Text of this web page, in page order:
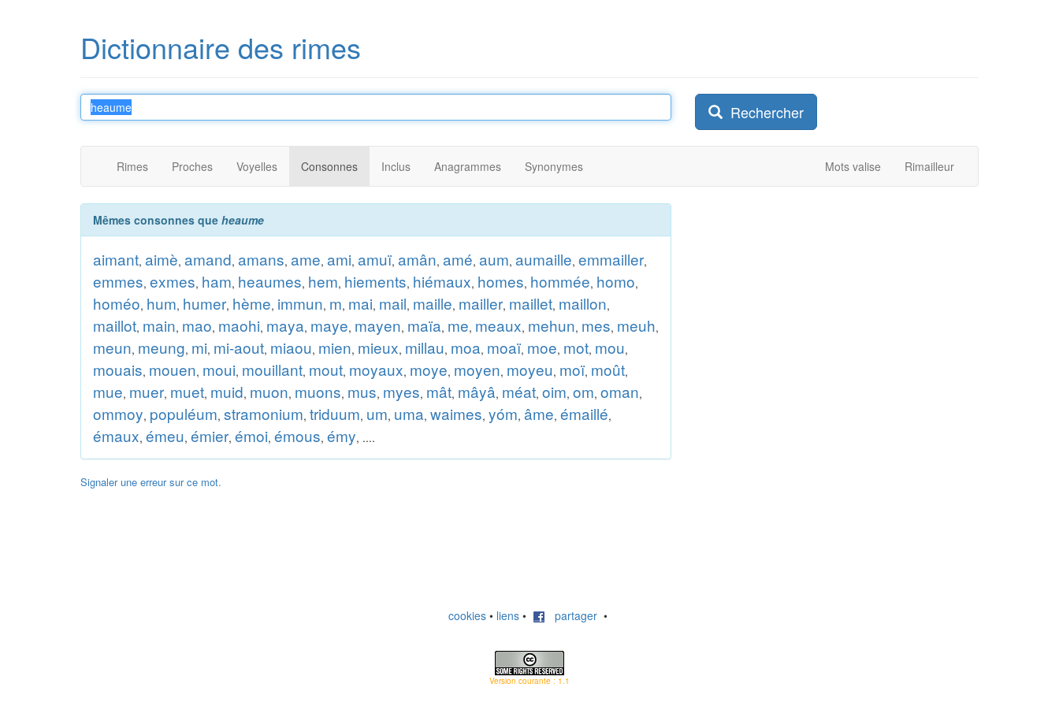
Dictionnaire des rimes
Rechercher
Rimes Proches Voyelles Consonnes Inclus Anagrammes Synonymes Mots valise Rimailleur
Mêmes consonnes que heaume
aimant, aimè, amand, amans, ame, ami, amuï, amân, amé, aum, aumaille, emmailler,
emmes, exmes, ham, heaumes, hem, hiements, hiémaux, homes, hommée, homo,
homéo, hum, humer, hème, immun, m, mai, mail, maille, mailler, maillet, maillon,
maillot, main, mao, maohi, maya, maye, mayen, maïa, me, meaux, mehun, mes, meuh,
meun, meung, mi, mi-aout, miaou, mien, mieux, millau, moa, moaï, moe, mot, mou,
mouais, mouen, moui, mouillant, mout, moyaux, moye, moyen, moyeu, moï, moût,
mue, muer, muet, muid, muon, muons, mus, myes, mât, mâyâ, méat, oim, om, oman,
ommoy, populéum, stramonium, triduum, um, uma, waimes, yóm, âme, émaillé,
émaux, émeu, émier, émoi, émous, émy, ....
Signaler une erreur sur ce mot.
cookies • liens • partager •
Version courante : 1.1